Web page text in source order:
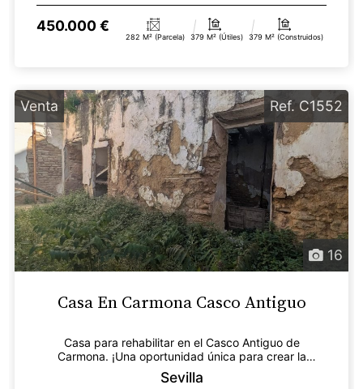
450.000 €
282 M² (parcela) 379 M² (útiles) 379 M² (construidos)
Venta
16
Ref. C1552
Casa En Carmona Casco Antiguo
Casa para rehabilitar en el Casco Antiguo de
Carmona. ¡Una oportunidad única para crear la
vivienda de tu...
Sevilla